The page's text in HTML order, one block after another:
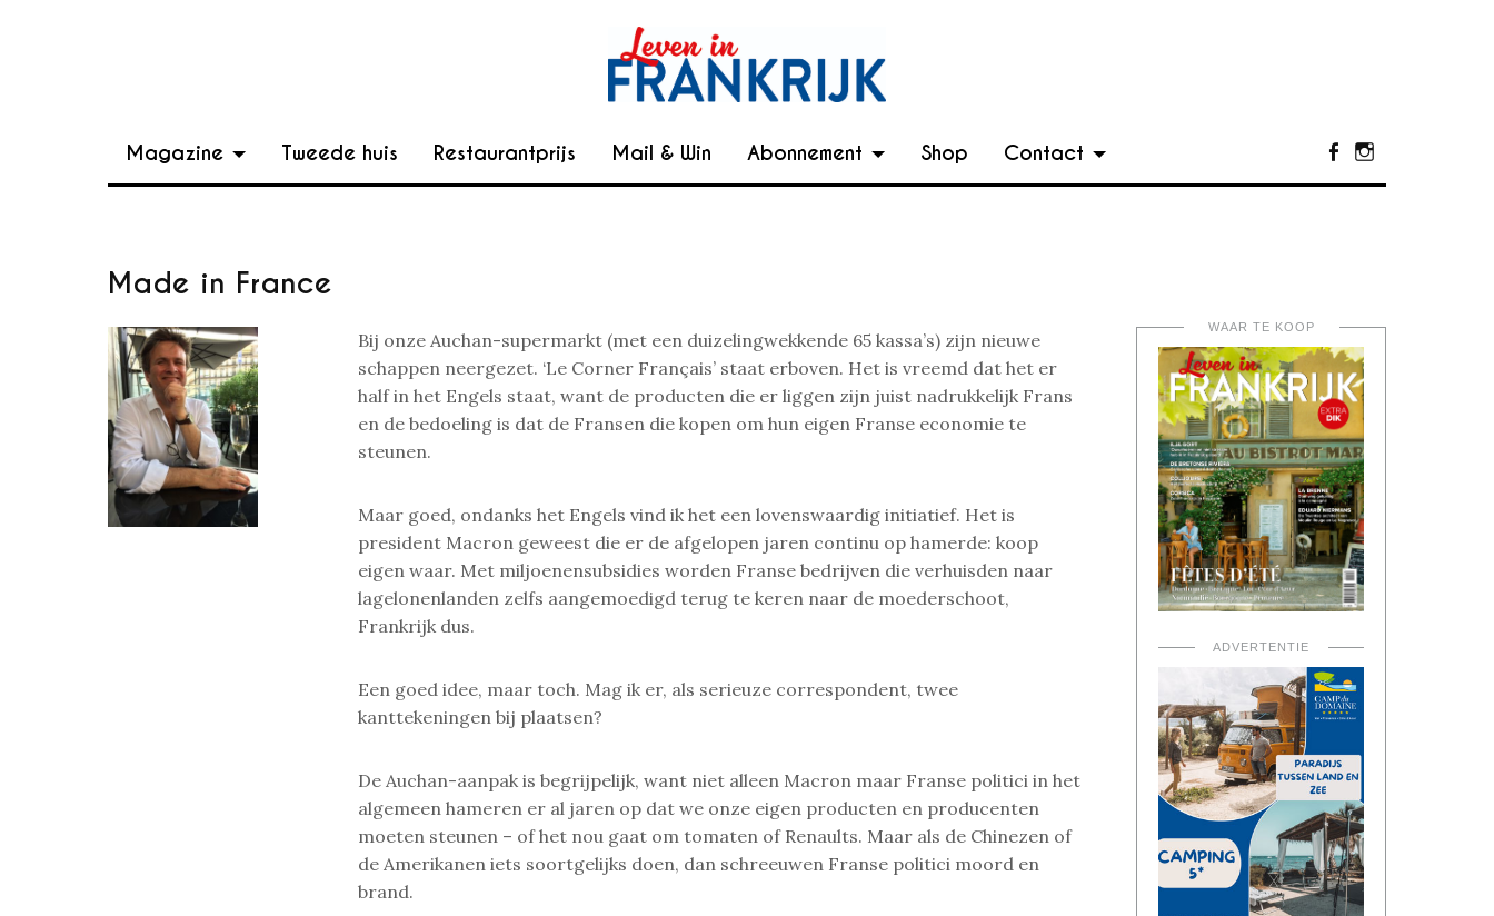
Magazine Tweede huis Restaurantprijs Mail & Win Abonnement Shop Contact Facebook
Made in France
Bij onze Auchan-supermarkt (met een duizelingwekkende 65 kassa’s) zijn nieuwe
schappen neergezet. ‘Le Corner Français’ staat erboven. Het is vreemd dat het er
half in het Engels staat, want de producten die er liggen zijn juist nadrukkelijk Frans
en de bedoeling is dat de Fransen die kopen om hun eigen Franse economie te
steunen.
Maar goed, ondanks het Engels vind ik het een lovenswaardig initiatief. Het is
president Macron geweest die er de afgelopen jaren continu op hamerde: koop
eigen waar. Met miljoenensubsidies worden Franse bedrijven die verhuisden naar
lagelonenlanden zelfs aangemoedigd terug te keren naar de moederschoot,
Frankrijk dus.
Een goed idee, maar toch. Mag ik er, als serieuze correspondent, twee
kanttekeningen bij plaatsen?
De Auchan-aanpak is begrijpelijk, want niet alleen Macron maar Franse politici in het
algemeen hameren er al jaren op dat we onze eigen producten en producenten
moeten steunen – of het nou gaat om tomaten of Renaults. Maar als de Chinezen of
de Amerikanen iets soortgelijks doen, dan schreeuwen Franse politici moord en
brand.
WAAR TE KOOP
ADVERTENTIE